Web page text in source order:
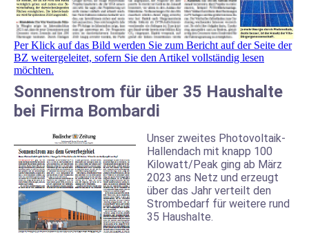
Per Klick auf das Bild werden Sie zum Bericht auf der Seite der
BZ weitergeleitet, sofern Sie den Artikel vollständig lesen
möchten.
Sonnenstrom für über 35 Haushalte
bei Firma Bombardi
Unser zweites Photovoltaik-
Hallendach mit knapp 100
Kilowatt/Peak ging ab März
2023 ans Netz und erzeugt
über das Jahr verteilt den
Strombedarf für weitere rund
35 Haushalte.